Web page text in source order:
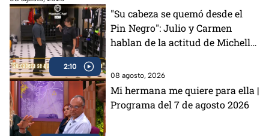
2:10
"Su cabeza se quemó desde el
Pin Negro": Julio y Carmen
hablan de la actitud de Michelle
08 agosto, 2026
Mi hermana me quiere para ella |
Programa del 7 de agosto 2026